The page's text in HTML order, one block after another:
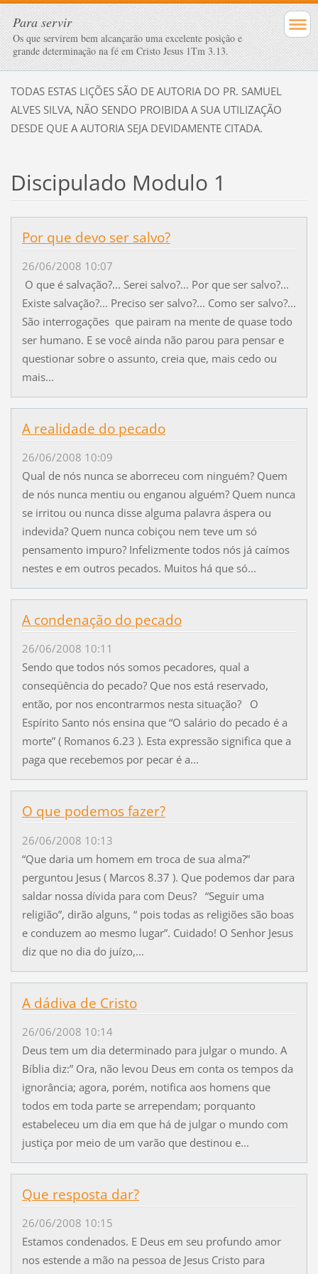
Para servir
Os que servirem bem alcançarão uma excelente posição e
grande determinação na fé em Cristo Jesus 1Tm 3.13.
TODAS ESTAS LIÇÕES SÃO DE AUTORIA DO PR. SAMUEL
ALVES SILVA, NÃO SENDO PROIBIDA A SUA UTILIZAÇÃO
DESDE QUE A AUTORIA SEJA DEVIDAMENTE CITADA.
Discipulado Modulo 1
Por que devo ser salvo?
26/06/2008 10:07
O que é salvação?... Serei salvo?... Por que ser salvo?...
Existe salvação?... Preciso ser salvo?... Como ser salvo?...
São interrogações que pairam na mente de quase todo
ser humano. E se você ainda não parou para pensar e
questionar sobre o assunto, creia que, mais cedo ou
mais...
A realidade do pecado
26/06/2008 10:09
Qual de nós nunca se aborreceu com ninguém? Quem
de nós nunca mentiu ou enganou alguém? Quem nunca
se irritou ou nunca disse alguma palavra áspera ou
indevida? Quem nunca cobiçou nem teve um só
pensamento impuro? Infelizmente todos nós já caímos
nestes e em outros pecados. Muitos há que só...
A condenação do pecado
26/06/2008 10:11
Sendo que todos nós somos pecadores, qual a
conseqüência do pecado? Que nos está reservado,
então, por nos encontrarmos nesta situação? O
Espírito Santo nós ensina que “O salário do pecado é a
morte” ( Romanos 6.23 ). Esta expressão significa que a
paga que recebemos por pecar é a...
O que podemos fazer?
26/06/2008 10:13
“Que daria um homem em troca de sua alma?”
perguntou Jesus ( Marcos 8.37 ). Que podemos dar para
saldar nossa dívida para com Deus? “Seguir uma
religião”, dirão alguns, “ pois todas as religiões são boas
e conduzem ao mesmo lugar”. Cuidado! O Senhor Jesus
diz que no dia do juízo,...
A dádiva de Cristo
26/06/2008 10:14
Deus tem um dia determinado para julgar o mundo. A
Bíblia diz:” Ora, não levou Deus em conta os tempos da
ignorância; agora, porém, notifica aos homens que
todos em toda parte se arrependam; porquanto
estabeleceu um dia em que há de julgar o mundo com
justiça por meio de um varão que destinou e...
Que resposta dar?
26/06/2008 10:15
Estamos condenados. E Deus em seu profundo amor
nos estende a mão na pessoa de Jesus Cristo para